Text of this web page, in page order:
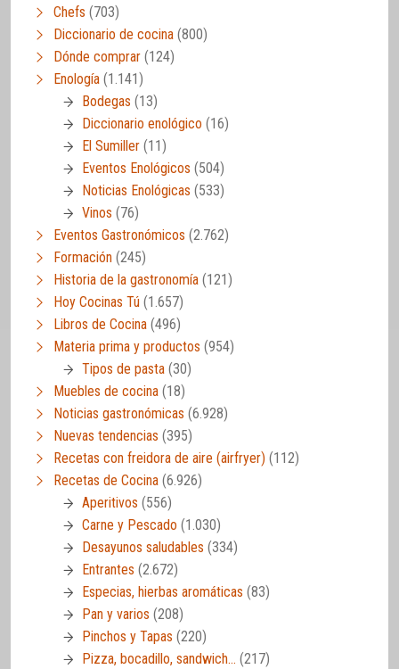
Chefs (703)
Diccionario de cocina (800)
Dónde comprar (124)
Enología (1.141)
Bodegas (13)
Diccionario enológico (16)
El Sumiller (11)
Eventos Enológicos (504)
Noticias Enológicas (533)
Vinos (76)
Eventos Gastronómicos (2.762)
Formación (245)
Historia de la gastronomía (121)
Hoy Cocinas Tú (1.657)
Libros de Cocina (496)
Materia prima y productos (954)
Tipos de pasta (30)
Muebles de cocina (18)
Noticias gastronómicas (6.928)
Nuevas tendencias (395)
Recetas con freidora de aire (airfryer) (112)
Recetas de Cocina (6.926)
Aperitivos (556)
Carne y Pescado (1.030)
Desayunos saludables (334)
Entrantes (2.672)
Especias, hierbas aromáticas (83)
Pan y varios (208)
Pinchos y Tapas (220)
Pizza, bocadillo, sandwich… (217)